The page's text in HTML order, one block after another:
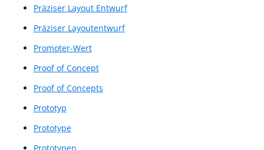
Natürliches Sprachverstehen
Navigationsarchitektur
Navigationsdesign
Navigationsstruktur
Navigationssystem